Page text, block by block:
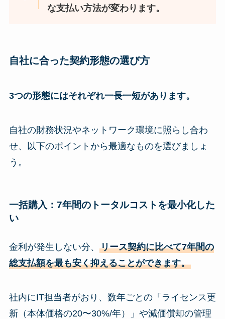
な支払い方法が変わります。
自社に合った契約形態の選び方
3つの形態にはそれぞれ一長一短があります。
自社の財務状況やネットワーク環境に照らし合わ
せ、以下のポイントから最適なものを選びましょ
う。
一括購入：7年間のトータルコストを最小化した
い
金利が発生しない分、 リース契約に比べて7年間の
総支払額を最も安く抑えることができます。
社内にIT担当者がおり、数年ごとの「ライセンス更
新（本体価格の20〜30%/年）」や減価償却の管理